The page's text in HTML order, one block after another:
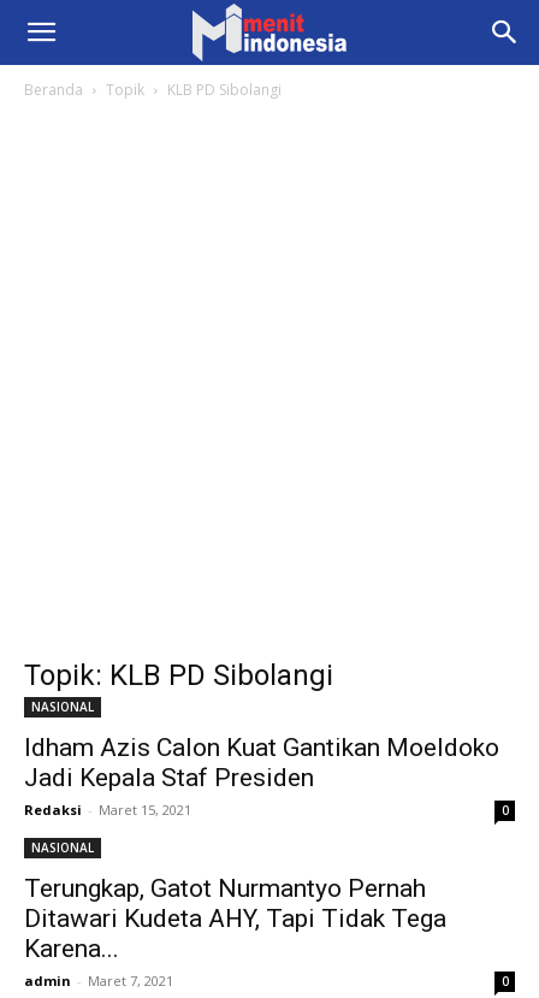
Beranda Topik KLB PD Sibolangi
Topik: KLB PD Sibolangi
NASIONAL
Idham Azis Calon Kuat Gantikan Moeldoko
Jadi Kepala Staf Presiden
Redaksi - Maret 15, 2021 0
NASIONAL
Terungkap, Gatot Nurmantyo Pernah
Ditawari Kudeta AHY, Tapi Tidak Tega
Karena...
admin - Maret 7, 2021 0